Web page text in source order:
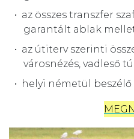
az összes transzfer
garantált ablak
az útiterv szerinti
városnézés, vadleső
helyi németül